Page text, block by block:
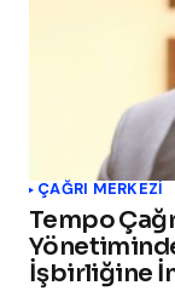
ÇAĞRI MERKEZI
Tempo
İşbirliğine